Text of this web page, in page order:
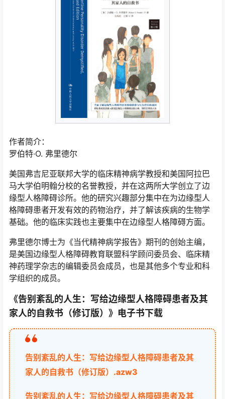
作者简介：
罗伯特·O. 弗里德尔
美国弗吉尼亚联邦大学的临床精神病学教授和美国阿拉巴
马大学伯明翰分校的名誉教授，并在这两所大学创立了边
缘型人格障碍诊所。他的研究兴趣部分集中在为边缘型人
格障碍患者开发有效的药物治疗，并了解该疾病的生物学
基础。他的临床实践也主要集中在边缘型人格障碍方面。
弗里德尔博士为《当代精神病学报告》期刊的创始主编，
是美国边缘型人格障碍教育联盟科学顾问委员会、临床精
神药理学杂志的编辑委员会成员，也是其他多个专业和科
学组织的成员。
《告别紊乱的人生：写给边缘型人格障碍患者及其
家人的自救书（修订版）》电子书下载
告别紊乱的人生：写给边缘型人格障碍患者及其
家人的自救书（修订版）.azw3
告别紊乱的人生：写给边缘型人格障碍患者及其